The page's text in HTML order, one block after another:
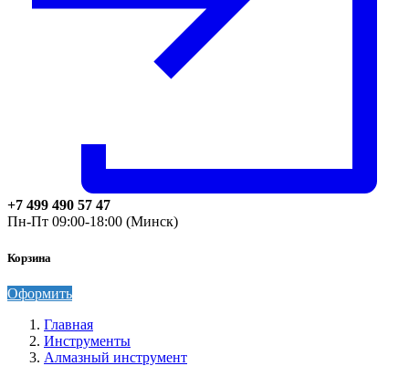
+7 499 490 57 47
Пн-Пт 09:00-18:00 (Минск)
Корзина
Оформить
Главная
Инструменты
Алмазный инструмент